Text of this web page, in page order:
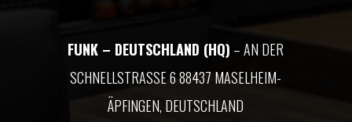
FUNK – DEUTSCHLAND (HQ) – AN DER
SCHNELLSTRASSE 6 88437 MASELHEIM-Ä
PFINGEN, DEUTSCHLAND